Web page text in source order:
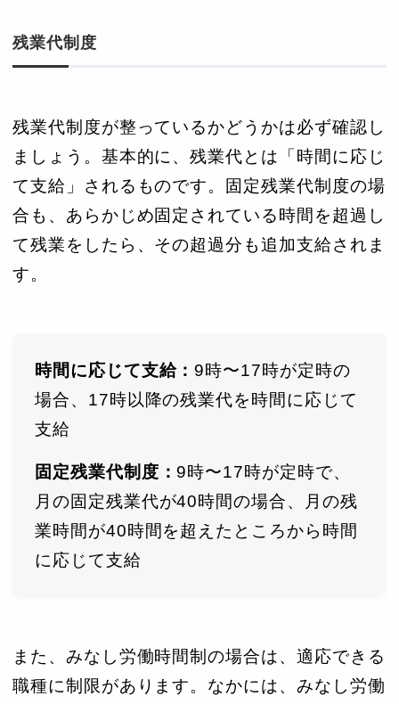
残業代制度
残業代制度が整っているかどうかは必ず確認し
ましょう。基本的に、残業代とは「時間に応じ
て支給」されるものです。固定残業代制度の場
合も、あらかじめ固定されている時間を超過し
て残業をしたら、その超過分も追加支給されま
す。
時間に応じて支給： 9時〜17時が定時の
場合、17時以降の残業代を時間に応じて
支給
固定残業代制度： 9時〜17時が定時で、
月の固定残業代が40時間の場合、月の残
業時間が40時間を超えたところから時間
に応じて支給
また、みなし労働時間制の場合は、適応できる
職種に制限があります。なかには、みなし労働